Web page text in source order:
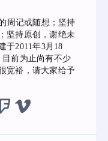
周记或随想；坚持
坚持原创，谢绝未
于2011年3月18
目前为止尚有不少
宽裕，请大家给予
foursquare
vimeo